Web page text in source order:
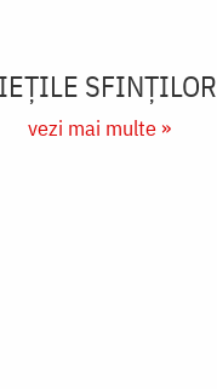
SFINŢILOR
vezi mai multe »